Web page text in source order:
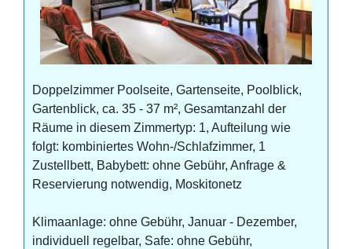
Doppelzimmer Poolseite, Gartenseite, Poolblick,
Gartenblick, ca. 35 - 37 m², Gesamtanzahl der
Räume in diesem Zimmertyp: 1, Aufteilung wie
folgt: kombiniertes Wohn-/Schlafzimmer, 1
Zustellbett, Babybett: ohne Gebühr, Anfrage &
Reservierung notwendig, Moskitonetz
Klimaanlage: ohne Gebühr, Januar - Dezember,
individuell regelbar, Safe: ohne Gebühr,